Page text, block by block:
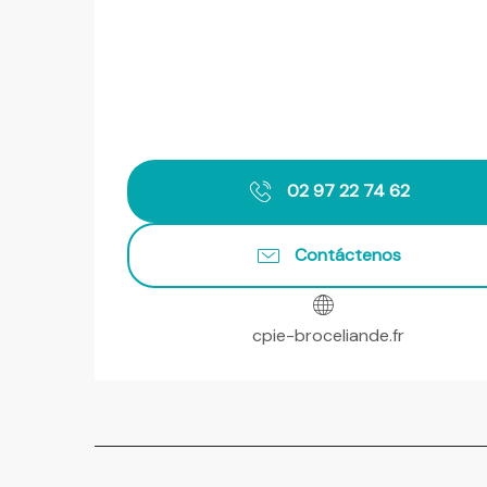
02 97 22 74 62
Contáctenos
cpie-broceliande.fr